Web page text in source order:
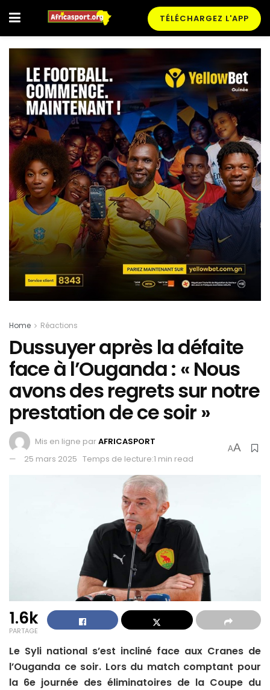
TÉLÉCHARGEZ L'APP
Home Réactions
Dussuyer après la défaite
face à l’Ouganda : « Nous
avons des regrets sur notre
prestation de ce soir »
Mis en ligne parAFRICASPORT
25 mars 2025 Temps de lecture:1 min read
AA
1.6k
PARTAGE
Le Syli national s’est incliné face aux Cranes de
l’Ouganda ce soir. Lors du match comptant pour
la 6e journée des éliminatoires de la Coupe du